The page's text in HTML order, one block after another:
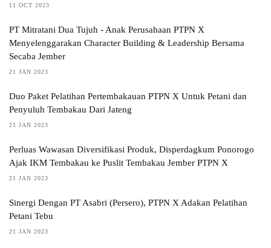
11 OCT 2023
PT Mitratani Dua Tujuh - Anak Perusahaan PTPN X
Menyelenggarakan Character Building & Leadership Bersama
Secaba Jember
21 JAN 2023
Duo Paket Pelatihan Pertembakauan PTPN X Untuk Petani dan
Penyuluh Tembakau Dari Jateng
21 JAN 2023
Perluas Wawasan Diversifikasi Produk, Disperdagkum Ponorogo
Ajak IKM Tembakau ke Puslit Tembakau Jember PTPN X
21 JAN 2023
Sinergi Dengan PT Asabri (Persero), PTPN X Adakan Pelatihan
Petani Tebu
21 JAN 2023